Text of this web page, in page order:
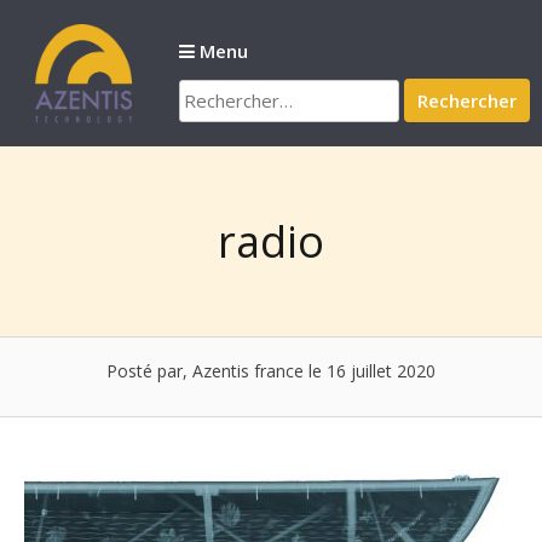
contenu
Menu
Rechercher :
radio
Posté par, Azentis france le 16 juillet 2020